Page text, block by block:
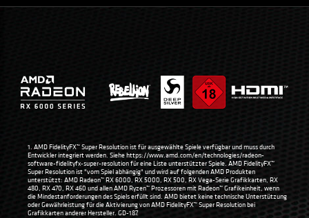
1. AMD FidelityFX™ Super Resolution ist für ausgewählte Spiele verfügbar und muss durch
Entwickler integriert werden. Siehehttps://www.amd.com/en/technologies/radeon-
software-fidelityfx-super-resolutionfür eine Liste unterstützter Spiele. AMD FidelityFX™
Super Resolution ist "vom Spiel abhängig" und wird auf folgenden AMD Produkten
unterstützt: AMD Radeon™ RX 6000, RX 5000, RX 500, RX Vega-Serie Grafikkarten, RX
480, RX 470, RX 460 und allen AMD Ryzen™ Prozessoren mit Radeon™ Grafikeinheit, wenn
die Mindestanforderungen des Spiels erfüllt sind. AMD bietet keine technische Unterstützung
oder Gewährleistung für die Aktivierung von AMD FidelityFX™ Super Resolution bei
Grafikkarten anderer Hersteller. GD-187.